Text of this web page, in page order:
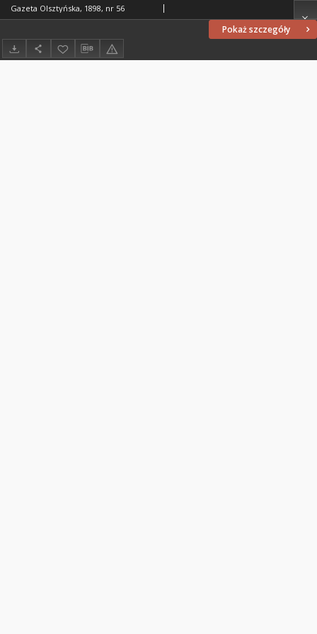
Pokaż szczegóły
Gazeta Olsztyńska, 1898, nr 56